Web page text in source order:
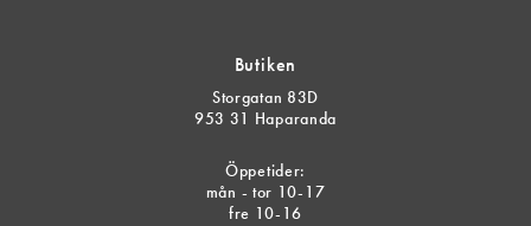
Butiken
Storgatan 83D
953 31 Haparanda
Öppetider:
mån - tor 10-17
fre 10-16